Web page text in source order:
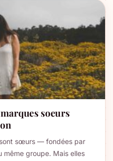
soeurs
sœurs — fondées par
groupe. Mais elles